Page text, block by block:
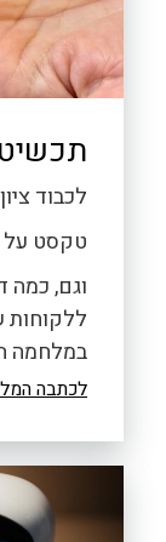
לכבוד ציון
טקסט על
וגם, כמה
במלחמה
לכתבה